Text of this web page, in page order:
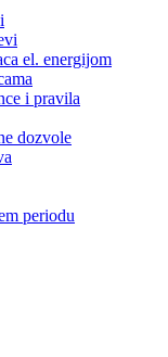
el. energijom
i pravila
dozvole
periodu